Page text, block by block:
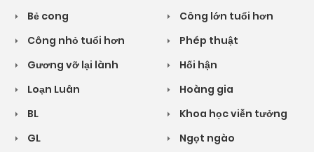
Bẻ cong
Công lớn tuổi hơn
Công nhỏ tuổi hơn
Phép thuật
Gương vỡ lại lành
Hối hận
Loạn Luân
Hoàng gia
BL
Khoa học viễn tưởng
GL
Ngọt ngào